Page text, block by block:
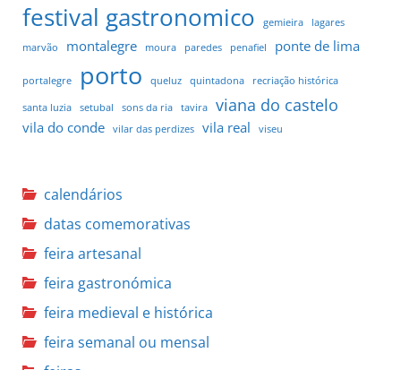
festival gastronomico gemieira
lagares
marvão
montalegre moura paredes penafiel ponte de lima
portalegre porto queluz quintadona recriação histórica
santa luzia setubal sons da ria tavira viana do castelo
vila do conde vilar das perdizes vila real viseu
calendários
datas comemorativas
feira artesanal
feira gastronómica
feira medieval e histórica
feira semanal ou mensal